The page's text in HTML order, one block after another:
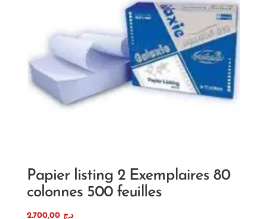
Papier listing 2 Exemplaires 80
colonnes 500 feuilles
د.ج 2.700,00